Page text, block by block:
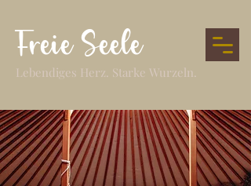
Freie Seele
Lebendiges Herz. Starke Wurzeln.